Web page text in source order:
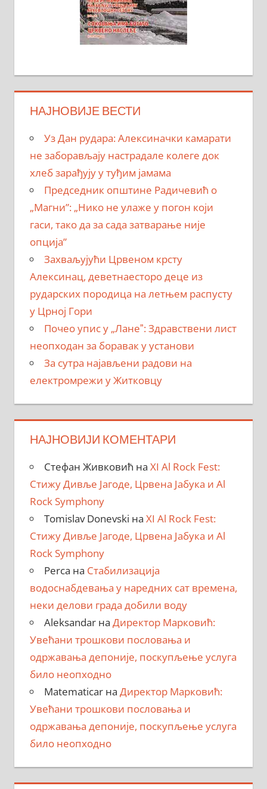
НАЈНОВИЈЕ ВЕСТИ
Уз Дан рудара: Алексиначки камарати
не заборављају настрадале колеге док
хлеб зарађују у туђим јамама
Председник општине Радичевић о
„Магни”: „Нико не улаже у погон који
гаси, тако да за сада затварање није
опција”
Захваљујући Црвеном крсту
Алексинац, деветнаесторо деце из
рударских породица на летњем распусту
у Црној Гори
Почео упис у „Ланеˮ: Здравствени лист
неопходан за боравак у установи
За сутра најављени радови на
електромрежи у Житковцу
НАЈНОВИЈИ КОМЕНТАРИ
Стефан Живковић на XI Al Rock Fest:
Стижу Дивље Јагоде, Црвена Јабука и Al
Rock Symphony
Tomislav Donevski на XI Al Rock Fest:
Стижу Дивље Јагоде, Црвена Јабука и Al
Rock Symphony
Perca на Стабилизација
водоснабдевања у наредних сат времена,
неки делови града добили воду
Aleksandarна Директор Марковић:
Увећани трошкови пословања и
одржавања депоније, поскупљење услуга
било неопходно
Matematicarна Директор Марковић:
Увећани трошкови пословања и
одржавања депоније, поскупљење услуга
било неопходно